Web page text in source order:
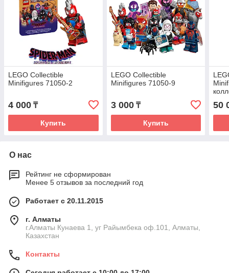
LEGO Collectible
Minifigures 71050-2
4 000 ₸
Купить
LEGO Collectible
Minifigures 71050-9
3 000₸
Купить
50
О нас
Рейтинг не сформирован
Менее 5 отзывов за последний год
Работает с 20.11.2015
г. Алматы
г.Алматы Кунаева 1, уг Райымбека оф.101, Алматы,
Казахстан
Контакты